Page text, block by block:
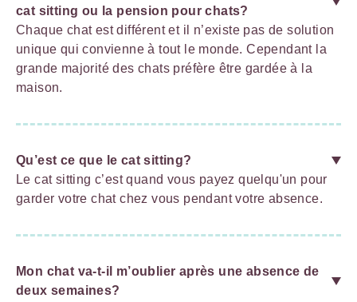
cat sitting ou la pension pour chats?
Chaque chat est différent et il n’existe pas de solution
unique qui convienne à tout le monde. Cependant la
grande majorité des chats préfère être gardée à la
maison.
Qu’est ce que le cat sitting?
Le cat sitting c’est quand vous payez quelqu'un pour
garder votre chat chez vous pendant votre absence.
Mon chat va-t-il m’oublier après une absence de
deux semaines?